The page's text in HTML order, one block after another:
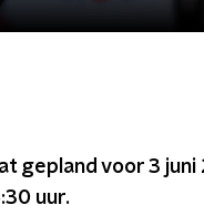
gepland voor 3 juni
uur.